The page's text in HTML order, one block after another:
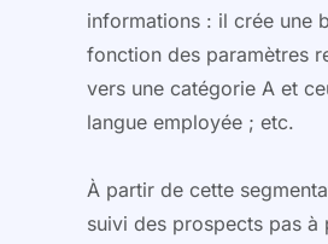
informations : il crée une
fonction des paramètres
vers une catégorie A et
langue employée ; etc.
À partir de cette
suivi des prospects pas à